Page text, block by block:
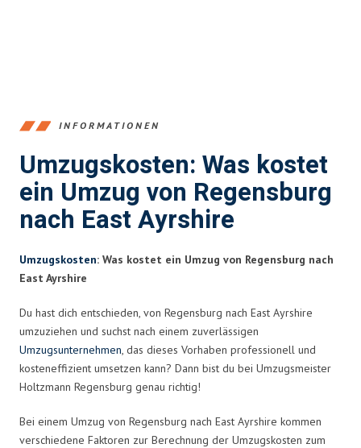
INFORMATIONEN
Umzugskosten: Was kostet
ein Umzug von Regensburg
nach East Ayrshire
Umzugskosten: Was kostet ein Umzug von Regensburg nach
East Ayrshire
Du hast dich entschieden, von Regensburg nach East Ayrshire
umzuziehen und suchst nach einem zuverlässigen
Umzugsunternehmen, das dieses Vorhaben professionell und
kosteneffizient umsetzen kann? Dann bist du bei Umzugsmeister
Holtzmann Regensburg genau richtig!
Bei einem Umzug von Regensburg nach East Ayrshire kommen
verschiedene Faktoren zur Berechnung der Umzugskosten zum